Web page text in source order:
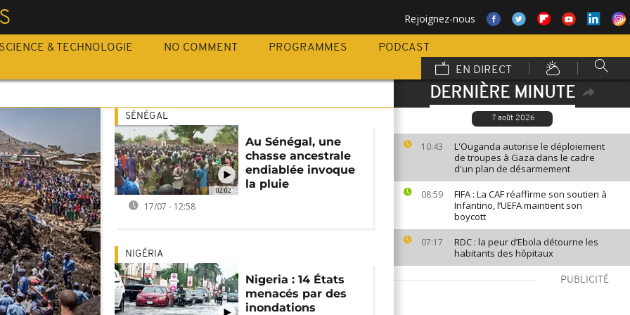
Rejoignez-nous
SCIENCE & TECHNOLOGIE NO COMMENT PROGRAMMES
PODCAST
EN DIRECT
DERNIÈRE MINUTE
7 août 2026
10:43
L'Ouganda autorise le déploiement
de troupes à Gaza dans le cadre
d'un plan de désarmement
08:59
FIFA : La CAF réaffirme son soutien à
Infantino, l’UEFA maintient son
boycott
07:17
RDC : la peur d’Ebola détourne les
habitants des hôpitaux
PUBLICITÉ
02:02
SÉNÉGAL
Au Sénégal, une
chasse ancestrale
endiablée invoque
la pluie
17/07 - 12:58
NIGÉRIA
Nigeria : 14 États
menacés par des
inondations